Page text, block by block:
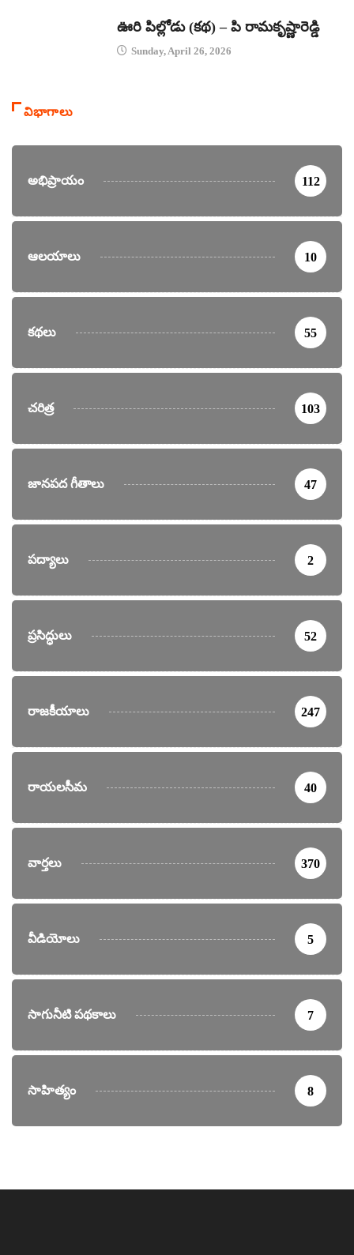
ఊరి పిల్లోడు (కథ) – పి రామకృష్ణారెడ్డి
Sunday, April 26, 2026
విభాగాలు
అభిప్రాయం 112
ఆలయాలు 10
కథలు 55
చరిత్ర 103
జానపద గీతాలు 47
పద్యాలు 2
ప్రసిద్ధులు 52
రాజకీయాలు 247
రాయలసీమ 40
వార్తలు 370
వీడియోలు 5
సాగునీటి పథకాలు 7
సాహిత్యం 8